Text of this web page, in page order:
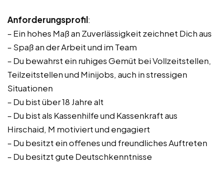
Anforderungsprofil:
– Ein hohes Maß an Zuverlässigkeit zeichnet Dich aus
– Spaß an der Arbeit und im Team
– Du bewahrst ein ruhiges Gemüt bei Vollzeitstellen,
Teilzeitstellen und Minijobs, auch in stressigen
Situationen
– Du bist über 18 Jahre alt
– Du bist als Kassenhilfe und Kassenkraft aus
Hirschaid, M motiviert und engagiert
– Du besitzt ein offenes und freundliches Auftreten
– Du besitzt gute Deutschkenntnisse